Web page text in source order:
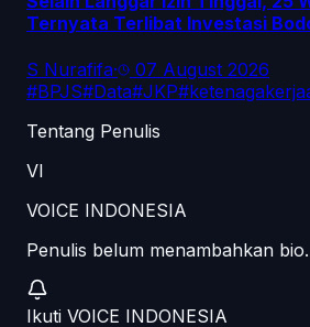
Ternyata Terlibat Investasi
S Nurafifa·
07 August 2026
#BPJS#Data#JKP#
Tentang Penulis
VI
VOICE INDONESIA
Penulis belum menambahkan bio.
Ikuti VOICE INDONESIA